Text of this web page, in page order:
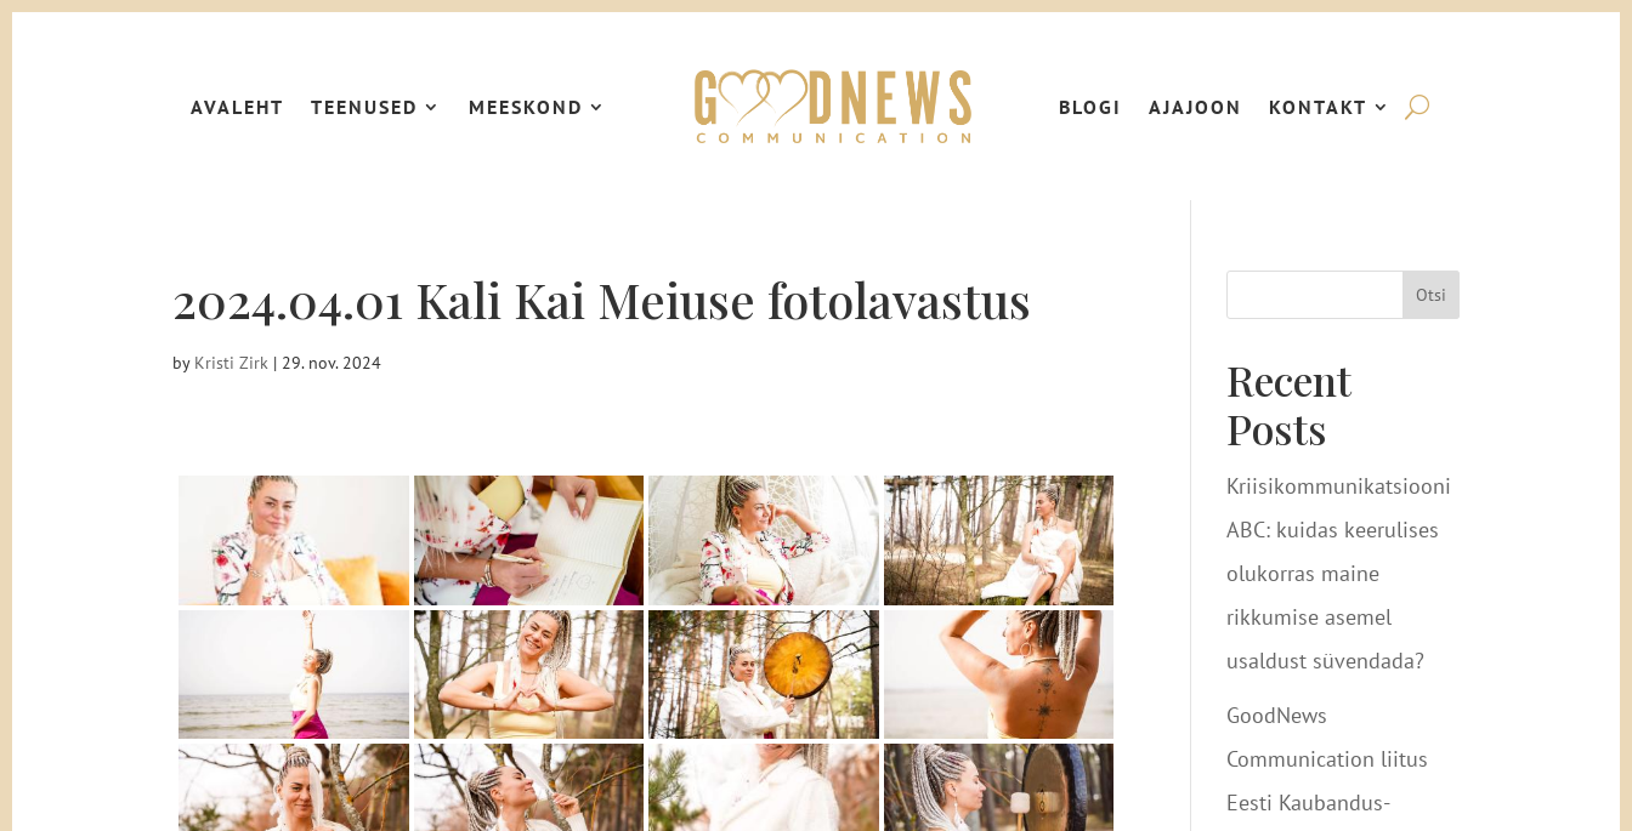
AVALEHT TEENUSED MEESKOND BLOGI AJAJOON KONTAKT
2024.04.01 Kali Kai Meiuse fotolavastus
by Kristi Zirk | 29. nov. 2024
Otsi
Recent
Posts
Kriisikommunikatsiooni
ABC: kuidas keerulises
olukorras maine
rikkumise asemel
usaldust süvendada?
GoodNews
Communication liitus
Eesti Kaubandus-